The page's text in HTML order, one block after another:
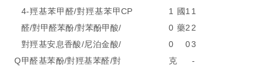
Q
4-羥基苯甲醛/對羥基苯甲
醛/對甲醛苯酚/對苯酚甲酸/
對羥基安息香酸/尼泊金酸/
甲醛基苯酚/對羥基苯醛/對
CP
1
0
0
克
國
藥
1
2
0
1
2
3
-